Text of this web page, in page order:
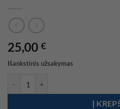
25,00 €
Išankstinis užsakymas
Į